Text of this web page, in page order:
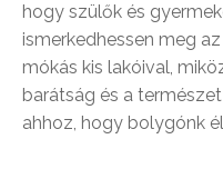
hogy szülők és
ismerkedhessen meg
mókás kis lakóival,
barátság és a
ahhoz, hogy bolygónk